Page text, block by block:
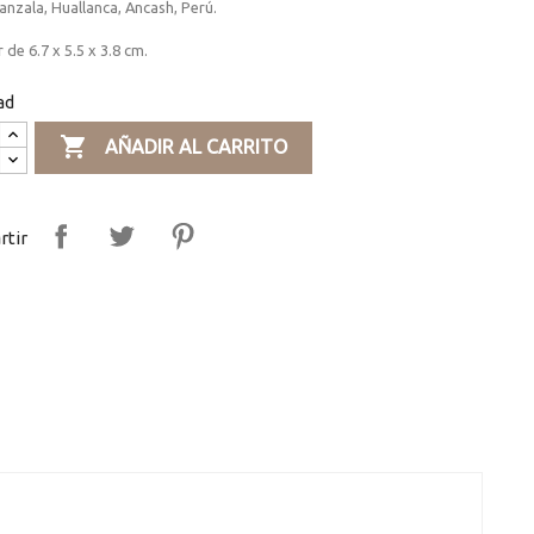
Huallanca, Ancash, Perú.
de 6.7 x 5.5 x 3.8 cm.
 AÑADIR AL CARRITO